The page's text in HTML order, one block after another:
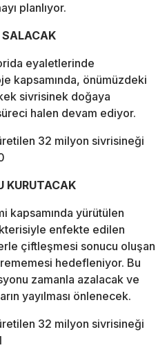
planlıyor.
eyaletlerinde
kapsamında, önümüzdeki
sivrisinek doğaya
halen devam ediyor.
KURUTACAK
kapsamında yürütülen
enfekte edilen
çiftleşmesi sonucu oluşan
hedefleniyor. Bu
zamanla azalacak ve
yayılması önlenecek.